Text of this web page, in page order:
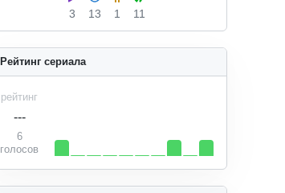
3 13 1 11
Рейтинг сериала
рейтинг
---
6
голосов